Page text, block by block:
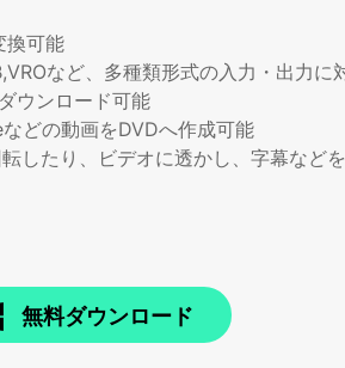
換可能
など、多種類形式の入力・出力に
ウンロード可能
どの動画をDVDへ作成可能
したり、ビデオに透かし、字幕など
無料ダウンロード